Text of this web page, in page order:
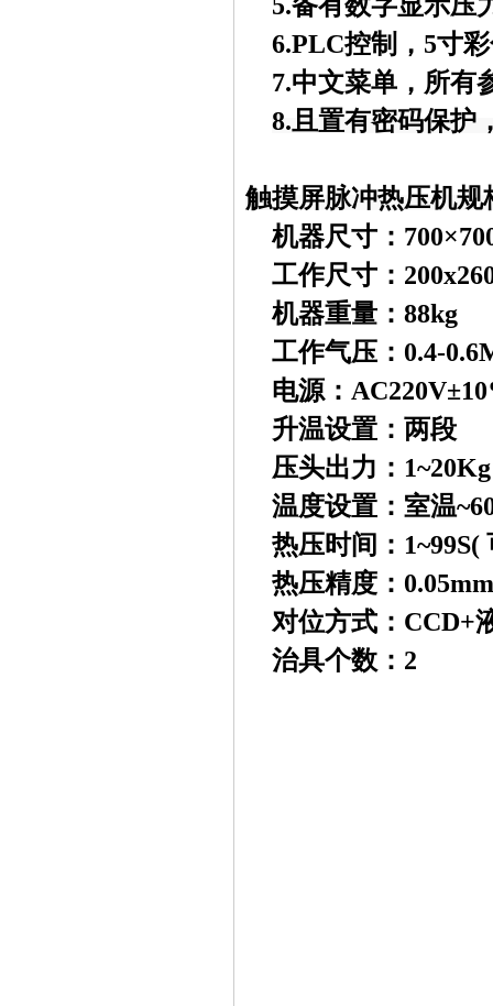
6.PLC控制，5寸
7.中文菜单，所有
8.且置有密码保护
触摸屏脉冲热压机规
机器尺寸：
工作尺寸：
机器重量：88kg
工作气压：0.4-
电源：
升温设置：两段
压头出力：1~20Kg
温度设置：室温
热压时间：1~99S(
热压精度：0.05mm
对位方式：CCD+
治具个数：2